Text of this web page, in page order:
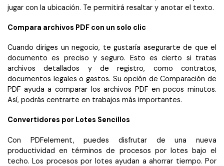
jugar con la ubicación. Te permitirá resaltar y anotar el texto.
Compara archivos PDF con un solo clic
Cuando diriges un negocio, te gustaría asegurarte de que el
documento es preciso y seguro. Esto es cierto si tratas
archivos detallados y de registro, como contratos,
documentos legales o gastos. Su opción de Comparación de
PDF ayuda a comparar los archivos PDF en pocos minutos.
Así, podrás centrarte en trabajos más importantes.
Convertidores por Lotes Sencillos
Con PDFelement, puedes disfrutar de una nueva
productividad en términos de procesos por lotes bajo el
techo. Los procesos por lotes ayudan a ahorrar tiempo. Por